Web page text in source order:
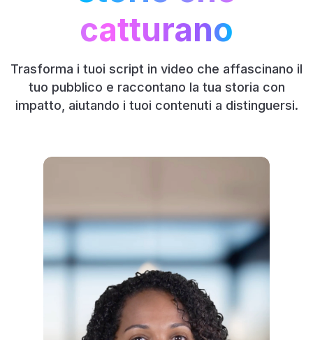
catturano
Trasforma i tuoi script in video che affascinano il
tuo pubblico e raccontano la tua storia con
impatto, aiutando i tuoi contenuti a distinguersi.